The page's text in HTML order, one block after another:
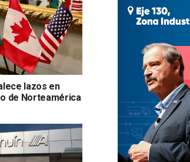
lazos en
de Norteamérica